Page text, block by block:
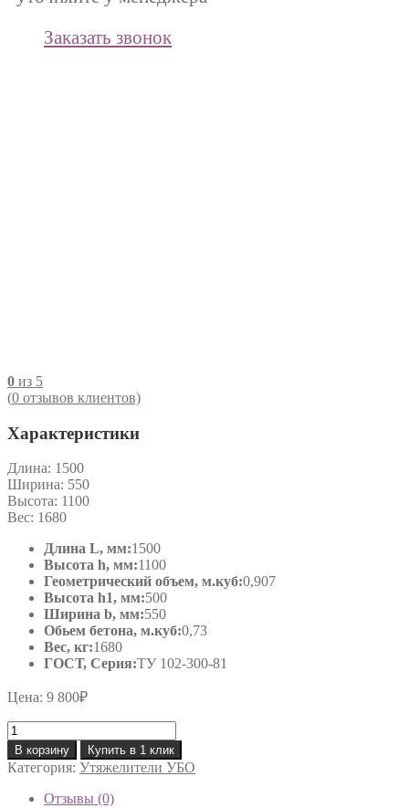
Заказать звонок
0 из 5
(0 отзывов клиентов)
Характеристики
Длина: 1500
Ширина: 550
Высота: 1100
Вес: 1680
Длина L, мм:1500
Высота h, мм:1100
Геометрический объем, м.куб:0,907
Высота h1, мм:500
Ширина b, мм:550
Обьем бетона, м.куб:0,73
Вес, кг:1680
ГОСТ, Серия:ТУ 102-300-81
Цена: 9 800₽
Количество
товара
Утяжелитель
УБО
720-
В корзину Купить в 1 клик
Категория: Утяжелители УБО
Отзывы (0)